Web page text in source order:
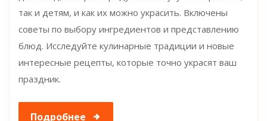
так и детям, и как их можно украсить. Включены
советы по выбору ингредиентов и представлению
блюд. Исследуйте кулинарные традиции и новые
интересные рецепты, которые точно украсят ваш
праздник.
Подробнее